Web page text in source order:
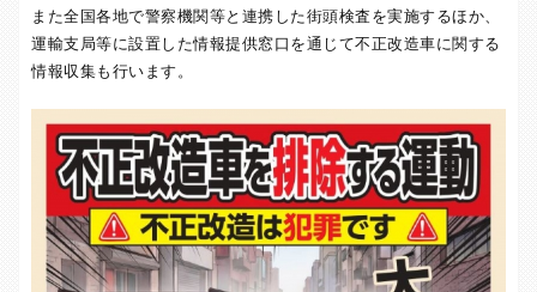
また全国各地で警察機関等と連携した街頭検査を実施するほか、
運輸支局等に設置した情報提供窓口を通じて不正改造車に関する
情報収集も行います。